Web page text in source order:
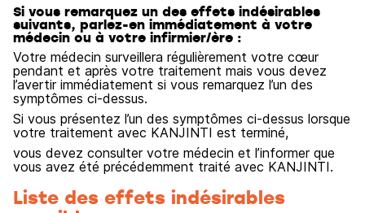
Si vous remarquez un des effets indésirables
suivants, parlez-en immédiatement à votre
médecin ou à votre infirmier/ère :
Votre médecin surveillera régulièrement votre cœur
pendant et après votre traitement mais vous devez
l’avertir immédiatement si vous remarquez l’un des
symptômes ci-dessus.
Si vous présentez l’un des symptômes ci-dessus lorsque
votre traitement avec KANJINTI est terminé,
vous devez consulter votre médecin et l’informer que
vous avez été précédemment traité avec KANJINTI.
Liste des effets indésirables